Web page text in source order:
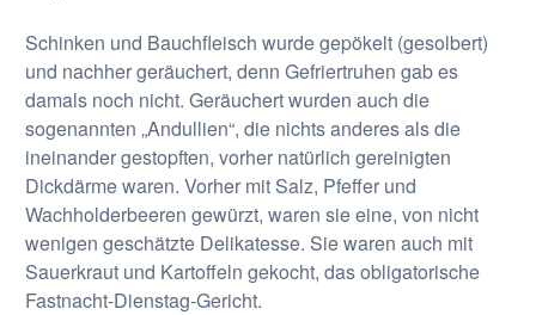
Schinken und Bauchfleisch wurde gepökelt (gesolbert)
und nachher geräuchert, denn Gefriertruhen gab es
damals noch nicht. Geräuchert wurden auch die
sogenannten „Andullien“, die nichts anderes als die
ineinander gestopften, vorher natürlich gereinigten
Dickdärme waren. Vorher mit Salz, Pfeffer und
Wachholderbeeren gewürzt, waren sie eine, von nicht
wenigen geschätzte Delikatesse. Sie waren auch mit
Sauerkraut und Kartoffeln gekocht, das obligatorische
Fastnacht-Dienstag-Gericht.